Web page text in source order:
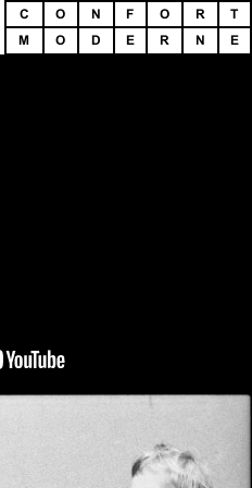
C O N F O R
T
M
O D E R N E